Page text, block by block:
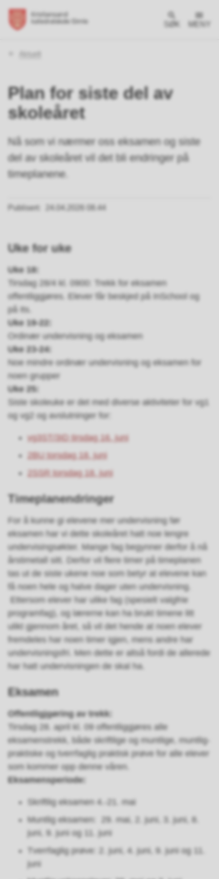
SØK MENY
Aktuelt
Plan for siste del av
skoleåret
Nå som vi nærmer oss eksamen og siste
del av skoleåret vil det bli endringer på
timeplanene.
Publisert 24.04.2026 08.44
Uke for uke
Uke 18:
Tirsdag 28/4 kl. 0900: Trekk for eksamen
offentliggjøres. Elever får beskjed på InSchool og
på Its.
Uke 19-22:
Ordinær undervisning og eksamen
Uke 23-24:
Noe mindre ordinær undervisning og eksamen for
noen grupper
Uke 25:
Siste skoleuke er det med diverse aktiviteter for vg1
og vg2 og avslutninger for:
vg3ST/3ID tirsdag 16. juni
2BU torsdag 18. juni
2SSR torsdag 18. juni
Timeplanendringer
For å kunne gi elevene mer undervisning før
eksamen har vi dette skoleåret hatt noe lengre
undervisingsøkter. Mange fag begynner derfor å nå
årstimetall sitt. Derfor vil flere timer på timeplanen
tas ut de siste ukene noe som betyr at elevene kan
få noen hele og halve dager uten undervisning.
Ettersom elever har ulike fag (spesielt valgfrie
programfag), og lærerne kan ha brukt timene litt
ulikt gjennom året, så vil det hende at noen elever
fremdeles har noen timer igjen, mens andre har
undervisningsfri. Men dette er altså fordi de allerede
har hatt undervisningen de skal ha.
Eksamen
Offentligjgøring av trekk:
Tirsdag 28. april kl. 09 offentliggjøres alle
eksamenstrekk, både skriftlige og muntlige, muntlig-
praktiske og tverrfaglig praktisk prøve for alle elever
som kommer opp denne våren.
Eksamensperiode:
Skriftlig eksamen 4.-21. mai
Muntlig eksamen: 29. mai, 2. juni, 3. juni, 8.
juni, 9. juni og 11. juni
Tverrfaglig prøve: 2. juni, 4. juni, 9. juni og 11.
juni